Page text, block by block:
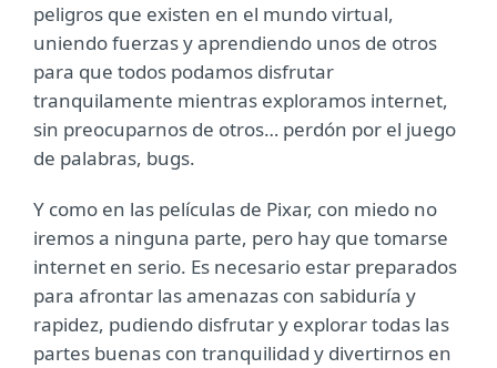
peligros que existen en el mundo virtual,
uniendo fuerzas y aprendiendo unos de otros
para que todos podamos disfrutar
tranquilamente mientras exploramos internet,
sin preocuparnos de otros… perdón por el juego
de palabras, bugs.
Y como en las películas de Pixar, con miedo no
iremos a ninguna parte, pero hay que tomarse
internet en serio. Es necesario estar preparados
para afrontar las amenazas con sabiduría y
rapidez, pudiendo disfrutar y explorar todas las
partes buenas con tranquilidad y divertirnos en